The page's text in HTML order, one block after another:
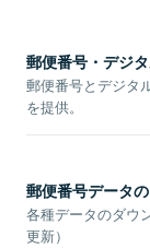
郵便番号・デジ
郵便番号とデジタ
を提供。
郵便番号データ
各種データのダウ
更新）